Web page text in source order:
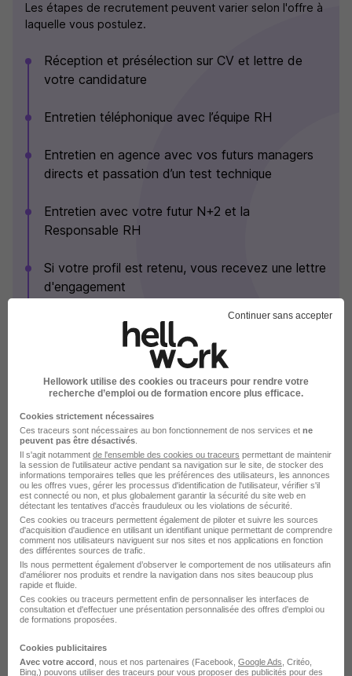
Les étapes de recrutement peuvent varier selon l'offre à
laquelle vous postulez.
Réception et présélection sur CV et lettre de
votre candidature
Entretien téléphonique avec l’équipe RH
Entretien en agence avec vos futurs managers
directs et passation d’un test technique
Entretien avec votre futur N+2 et la
Responsable RH
Si votre profil est retenu, vous recevez une lettre
d'engagement
L’aventure SEFI démarre, bienvenue !
SEFI en images
La carte
Continuer sans accepter
Hellowork utilise des cookies ou traceurs pour rendre votre
recherche d’emploi ou de formation encore plus efficace.
Cookies strictement nécessaires
Ces traceurs sont nécessaires au bon fonctionnement de nos services et ne
peuvent pas être désactivés
Il s'agit notamment de l'ensemble des cookies ou traceurs permettant de maintenir
la session de l'utilisateur active pendant sa navigation sur le site, de stocker des
informations temporaires telles que les préférences des utilisateurs, les annonces
ou les offres vues, gérer les processus d'identification de l'utilisateur, vérifier s'il
est connecté ou non, et plus globalement garantir la sécurité du site web en
détectant les tentatives d'accès frauduleux ou les violations de sécurité.
Ces cookies ou traceurs permettent également de piloter et suivre les sources
d'acquisition d'audience en utilisant un identifiant unique permettant de comprendre
comment nos utilisateurs naviguent sur nos sites et nos applications en fonction
des différentes sources de trafic.
Ils nous permettent également d’observer le comportement de nos utilisateurs afin
d'améliorer nos produits et rendre la navigation dans nos sites beaucoup plus
rapide et fluide.
Ces cookies ou traceurs permettent enfin de personnaliser les interfaces de
consultation et d'effectuer une présentation personnalisée des offres d'emploi ou
de formations proposées.
Cookies publicitaires
Avec votre accord , nous et nos partenaires (Facebook, Google Ads , Critéo,
Bing,) pouvons utiliser des traceurs pour vous proposer des publicités pour des